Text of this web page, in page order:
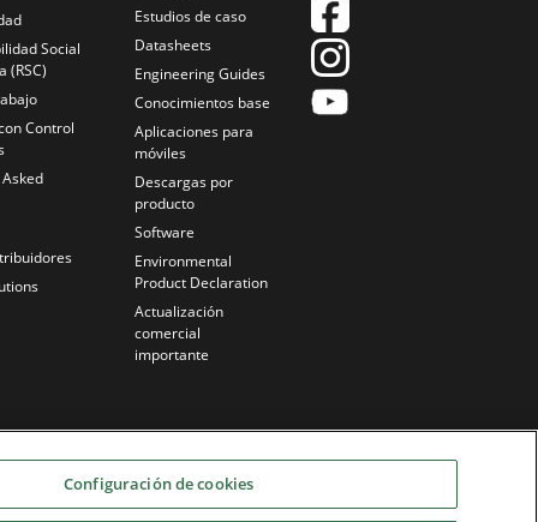
Social
(RSC)
Control
Estudios de caso
Datasheets
Engineering Guides
Conocimientos base
Aplicaciones para
móviles
Descargas por
producto
Software
Environmental
Product Declaration
Actualización
comercial
importante
Configuración de cookies